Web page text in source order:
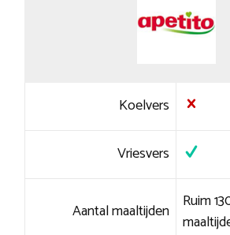
Koelvers
Vriesvers
Aantal maaltijden Ruim